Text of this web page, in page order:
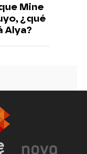
Mine
¿qué
Alya?